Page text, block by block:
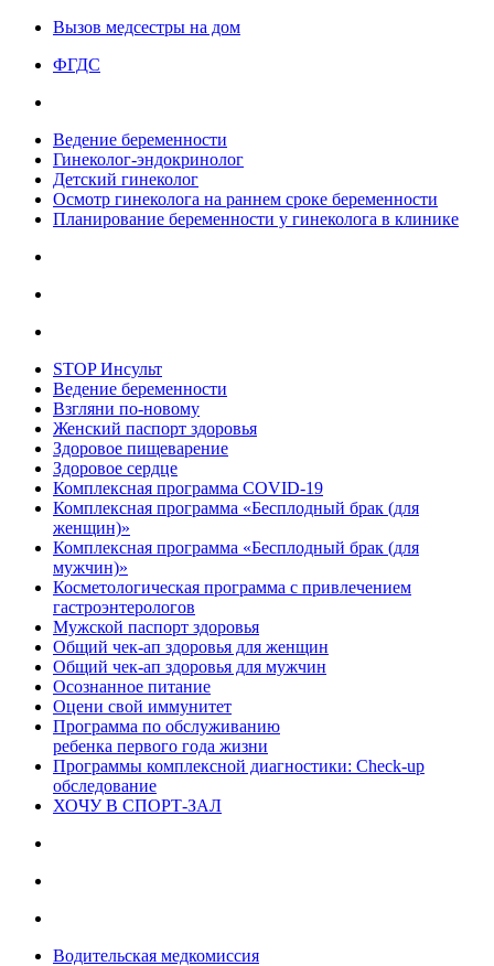
Вызов медсестры на дом
ФГДС
Ведение беременности
Гинеколог-эндокринолог
Детский гинеколог
Осмотр гинеколога на раннем сроке беременности
Планирование беременности у гинеколога в клинике
STOP Инсульт
Ведение беременности
Взгляни по-новому
Женский паспорт здоровья
Здоровое пищеварение
Здоровое сердце
Комплексная программа COVID-19
Комплексная программа «Бесплодный брак (для
женщин)»
Комплексная программа «Бесплодный брак (для
мужчин)»
Косметологическая программа с привлечением
гастроэнтерологов
Мужской паспорт здоровья
Общий чек-ап здоровья для женщин
Общий чек-ап здоровья для мужчин
Осознанное питание
Оцени свой иммунитет
Программа по обслуживанию
ребенка первого года жизни
Программы комплексной диагностики: Check-up
обследование
ХОЧУ В CПОРТ-ЗАЛ
Водительская медкомиссия